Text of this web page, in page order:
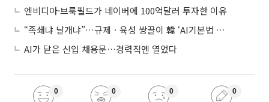
엔비디아·브룩필드가 네이버에 100억달러 투자한 이유
“족쇄냐 날개냐”…규제ㆍ육성 쌍끌이 韓 ‘AI기본법 개정안’ 오늘 시행
AI가 닫은 신입 채용문…경력직엔 열었다
0 0 0 0